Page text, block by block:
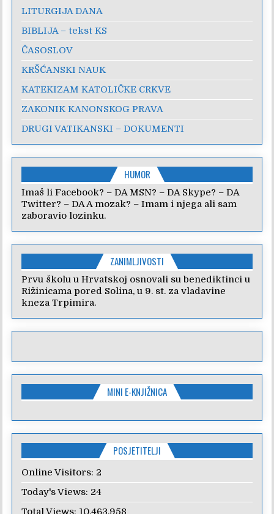
LITURGIJA DANA
BIBLIJA – tekst KS
ČASOSLOV
KRŠĆANSKI NAUK
KATEKIZAM KATOLIČKE CRKVE
ZAKONIK KANONSKOG PRAVA
DRUGI VATIKANSKI – DOKUMENTI
HUMOR
Imaš li Facebook? – DA MSN? – DA Skype? – DA
Twitter? – DA A mozak? – Imam i njega ali sam
zaboravio lozinku.
ZANIMLJIVOSTI
Prvu školu u Hrvatskoj osnovali su benediktinci u
Rižinicama pored Solina, u 9. st. za vladavine
kneza Trpimira.
MINI E-KNJIŽNICA
POSJETITELJI
Online Visitors: 2
Today's Views: 24
Total Views: 10.463.958